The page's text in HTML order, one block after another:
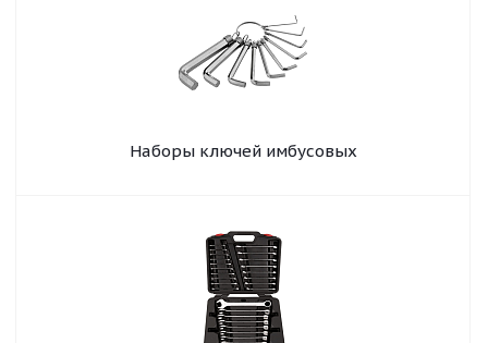
Наборы ключей имбусовых